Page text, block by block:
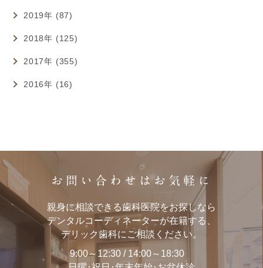
2019年 (87)
2018年 (125)
2017年 (355)
2016年 (16)
お問い合わせはお気軽に
親身に相談できる歯科医院をお探しなら
デンタルコーディネーターが在籍する、
デリック歯科にご相談ください。
9:00～12:30 / 14:00～18:30